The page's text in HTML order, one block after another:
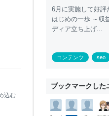
込む
6月に実施して好評
はじめの一歩 ～収
ディア立ち上げ...
コンテンツ seo
ブックマークした